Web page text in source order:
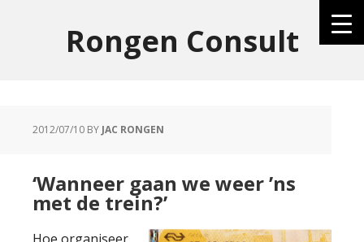
Rongen Consult
2012/07/10 BY JAC RONGEN
‘Wanneer gaan we weer ’ns
met de trein?’